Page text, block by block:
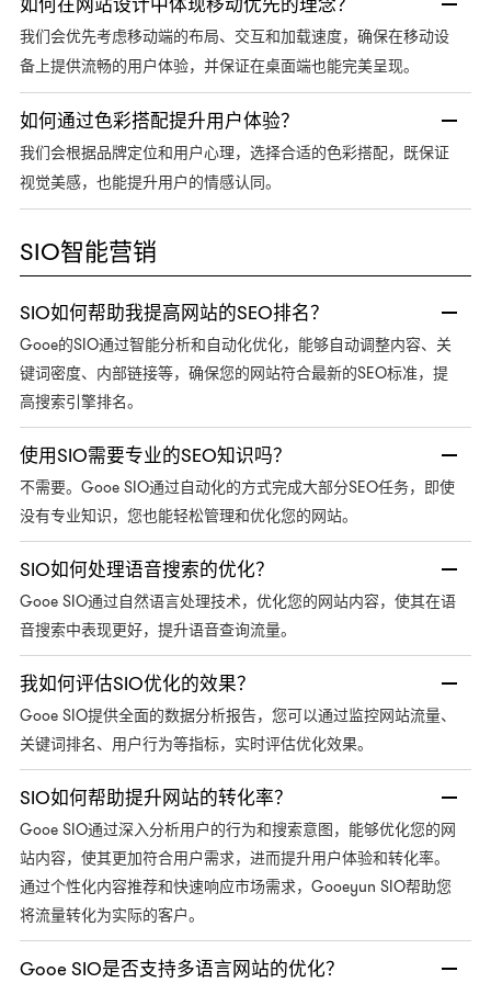
我们会优先考虑移动端的布局、交互和加载速度，确保在移动设
备上提供流畅的用户体验，并保证在桌面端也能完美呈现。
如何通过色彩搭配提升用户体验？
我们会根据品牌定位和用户心理，选择合适的色彩搭配，既保证
视觉美感，也能提升用户的情感认同。
SIO智能营销
SIO如何帮助我提高网站的SEO排名？
Gooe的SIO通过智能分析和自动化优化，能够自动调整内容、关
键词密度、内部链接等，确保您的网站符合最新的SEO标准，提
高搜索引擎排名。
使用SIO需要专业的SEO知识吗？
不需要。Gooe SIO通过自动化的方式完成大部分SEO任务，即使
没有专业知识，您也能轻松管理和优化您的网站。
SIO如何处理语音搜索的优化？
Gooe SIO通过自然语言处理技术，优化您的网站内容，使其在语
音搜索中表现更好，提升语音查询流量。
我如何评估SIO优化的效果？
Gooe SIO提供全面的数据分析报告，您可以通过监控网站流量、
关键词排名、用户行为等指标，实时评估优化效果。
SIO如何帮助提升网站的转化率？
Gooe SIO通过深入分析用户的行为和搜索意图，能够优化您的网
站内容，使其更加符合用户需求，进而提升用户体验和转化率。
通过个性化内容推荐和快速响应市场需求，Gooeyun SIO帮助您
将流量转化为实际的客户。
Gooe SIO是否支持多语言网站的优化？